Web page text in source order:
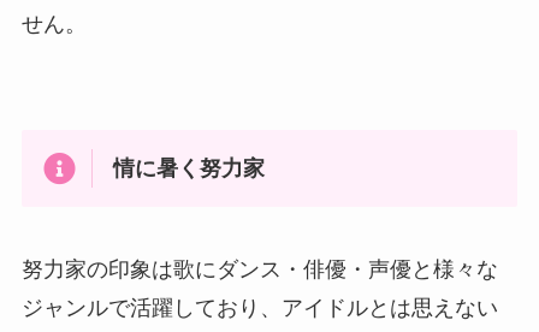
せん。
情に暑く努力家
努力家の印象は歌にダンス・俳優・声優と様々な
ジャンルで活躍しており、アイドルとは思えない